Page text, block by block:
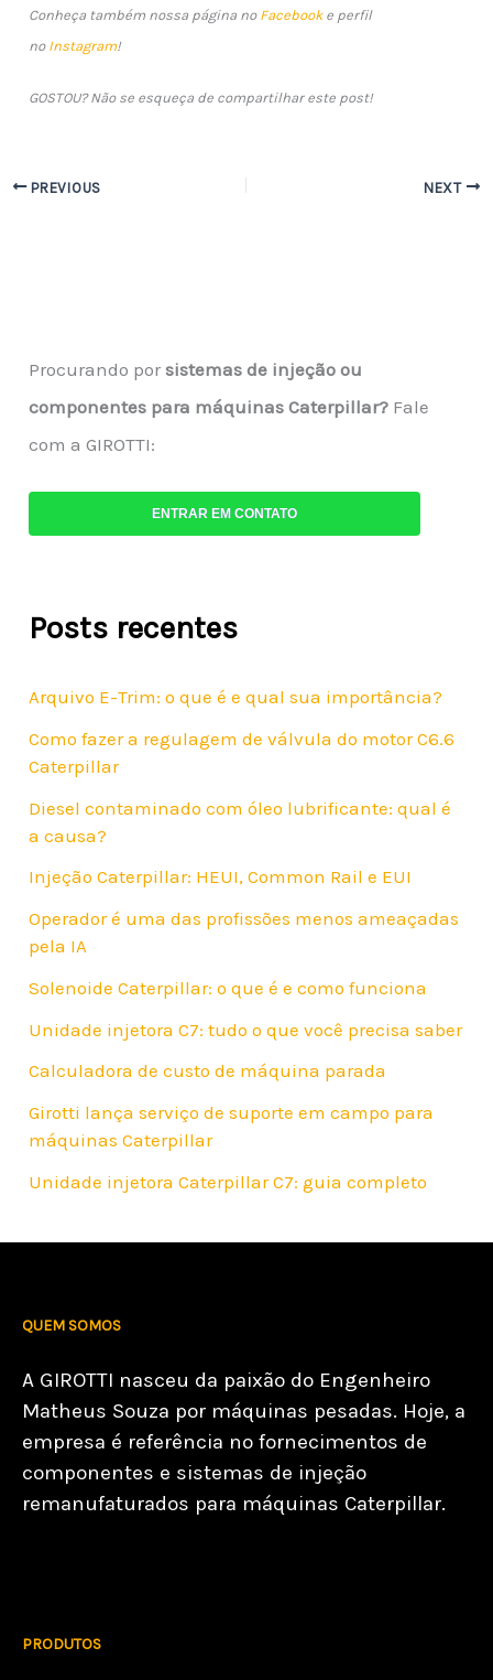
Conheça também nossa página no Facebooke perfil
no Instagram!
GOSTOU? Não se esqueça de compartilhar este post!
PREVIOUS NEXT
Procurando porsistemas de injeção ou
componentes para máquinas Caterpillar? Fale
com a GIROTTI:
ENTRAR EM CONTATO
Posts recentes
Arquivo E-Trim: o que é e qual sua importância?
Como fazer a regulagem de válvula do motor C6.6
Caterpillar
Diesel contaminado com óleo lubrificante: qual é
a causa?
Injeção Caterpillar: HEUI, Common Rail e EUI
Operador é uma das profissões menos ameaçadas
pela IA
Solenoide Caterpillar: o que é e como funciona
Unidade injetora C7: tudo o que você precisa saber
Calculadora de custo de máquina parada
Girotti lança serviço de suporte em campo para
máquinas Caterpillar
Unidade injetora Caterpillar C7: guia completo
QUEM SOMOS
A GIROTTI nasceu da paixão do Engenheiro
Matheus Souza por máquinas pesadas. Hoje, a
empresa é referência no fornecimentos de
componentes e sistemas de injeção
remanufaturados para máquinas Caterpillar.
PRODUTOS